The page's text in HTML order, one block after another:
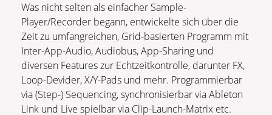
Was nicht selten als einfacher Sample-
Player/Recorder begann, entwickelte sich über die
Zeit zu umfangreichen, Grid-basierten Programm mit
Inter-App-Audio, Audiobus, App-Sharing und
diversen Features zur Echtzeitkontrolle, darunter FX,
Loop-Devider, X/Y-Pads und mehr. Programmierbar
via (Step-) Sequencing, synchronisierbar via Ableton
Link und Live spielbar via Clip-Launch-Matrix etc.